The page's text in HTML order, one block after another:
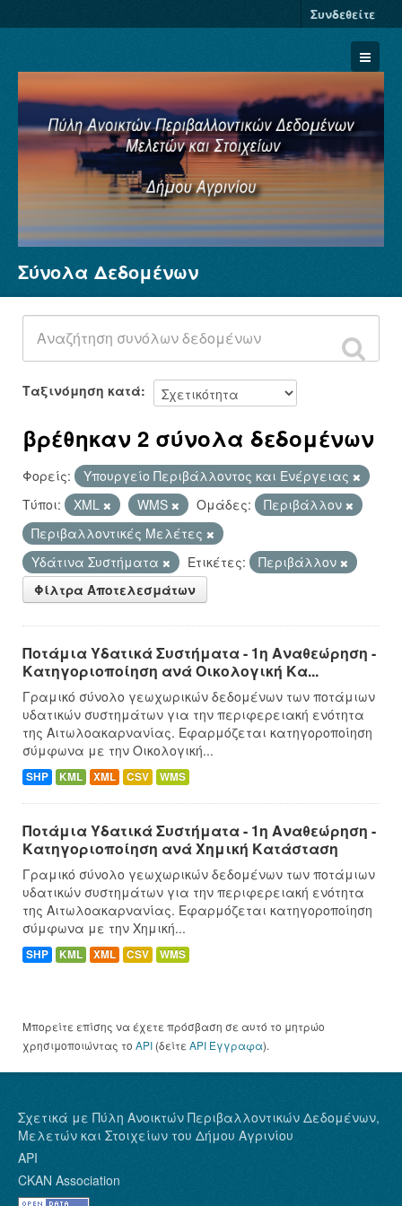
Συνδεθείτε
Σύνολα Δεδομένων
Φορείς
Ομάδες
Σχετικά
Σύνολα Δεδομένων
Ταξινόμηση κατά
βρέθηκαν 2 σύνολα δεδομένων
Φορείς:
Υπουργείο Περιβάλλοντος και Ενέργειας
Τύποι:
XML WMS Ομάδες:
Περιβάλλον
Περιβαλλοντικές Μελέτες
Υδάτινα Συστήματα
Ετικέτες:
Περιβάλλον
Φίλτρα Αποτελεσμάτων
Ποτάμια Υδατικά Συστήματα - 1η Αναθεώρηση -
Κατηγοριοποίηση ανά Οικολογική Κα...
Γραμικό σύνολο γεωχωρικών δεδομένων των ποτάμιων
υδατικών συστημάτων για την περιφερειακή ενότητα
της Αιτωλοακαρνανίας. Εφαρμόζεται κατηγοροποίηση
σύμφωνα με την Οικολογική...
SHP KML XML CSV WMS
Ποτάμια Υδατικά Συστήματα - 1η Αναθεώρηση -
Κατηγοριοποίηση ανά Χημική Κατάσταση
Γραμικό σύνολο γεωχωρικών δεδομένων των ποτάμιων
υδατικών συστημάτων για την περιφερειακή ενότητα
της Αιτωλοακαρνανίας. Εφαρμόζεται κατηγοροποίηση
σύμφωνα με την Χημική...
SHP KML XML CSV WMS
Μπορείτε επίσης να έχετε πρόσβαση σε αυτό το μητρώο
χρησιμοποιώντας το API (δείτε API Έγγραφα).
Σχετικά με Πύλη Ανοικτών Περιβαλλοντικών Δεδομένων,
Μελετών και Στοιχείων του Δήμου Αγρινίου
API
CKAN Association